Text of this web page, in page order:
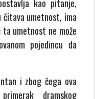
kao pitanje,
umetnost, ima
ta umetnost ne može
pojedincu da
i zbog čega ova
dramskog